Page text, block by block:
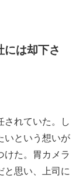
には却下さ
れていた。し
いという想いが
けた。胃カメラ
と思い、上司に